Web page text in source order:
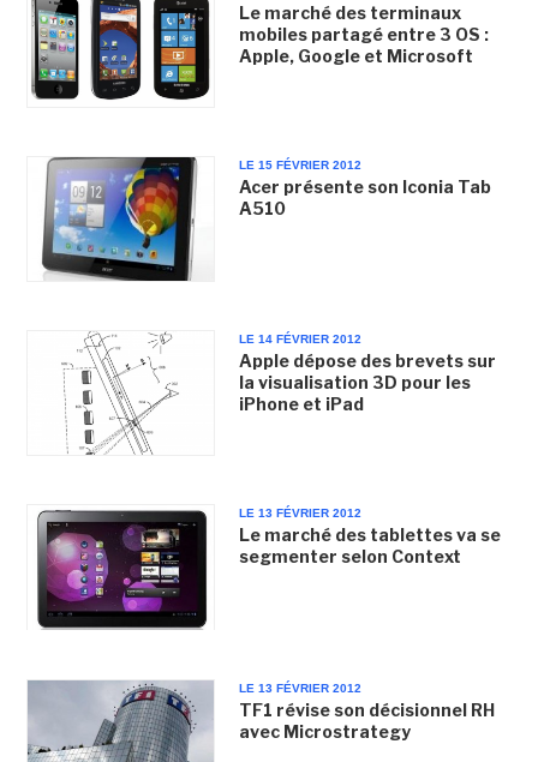
Le marché des terminaux
mobiles partagé entre 3 OS :
Apple, Google et Microsoft
LE 15 FÉVRIER 2012
Acer présente son Iconia Tab
A510
LE 14 FÉVRIER 2012
Apple dépose des brevets sur
la visualisation 3D pour les
iPhone et iPad
LE 13 FÉVRIER 2012
Le marché des tablettes va se
segmenter selon Context
LE 13 FÉVRIER 2012
TF1 révise son décisionnel RH
avec Microstrategy